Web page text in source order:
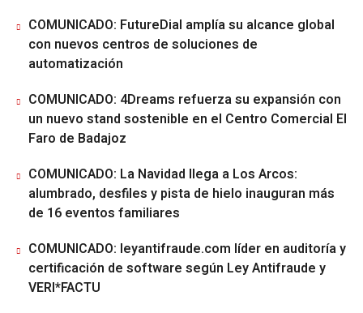
COMUNICADO: FutureDial amplía su alcance global
con nuevos centros de soluciones de
automatización
COMUNICADO: 4Dreams refuerza su expansión con
un nuevo stand sostenible en el Centro Comercial El
Faro de Badajoz
COMUNICADO: La Navidad llega a Los Arcos:
alumbrado, desfiles y pista de hielo inauguran más
de 16 eventos familiares
COMUNICADO: leyantifraude.com líder en auditoría y
certificación de software según Ley Antifraude y
VERI*FACTU